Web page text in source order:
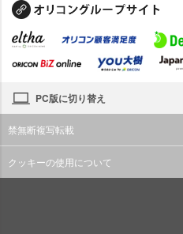
PC版に切り替え
禁無断複写転載
クッキーの使用について